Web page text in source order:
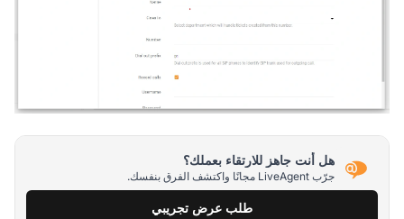
هل أنت جاهز للارتقاء بعملك؟
جرّب LiveAgent مجانًا واكتشف الفرق بنفسك.
طلب عرض تجريبي